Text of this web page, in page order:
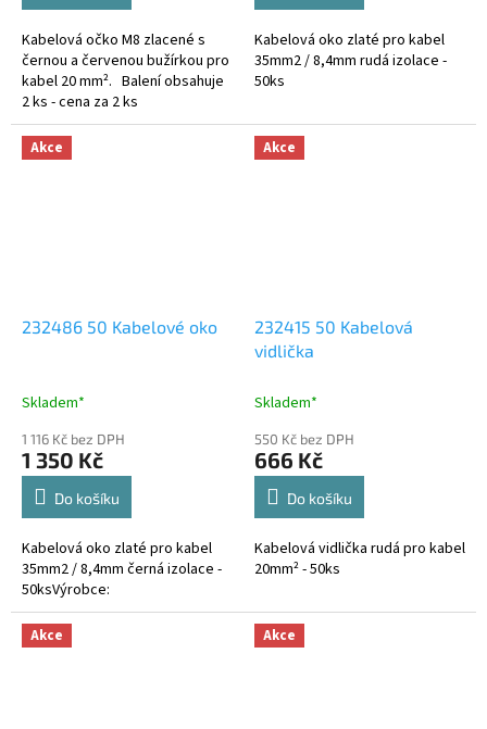
Kabelová očko M8 zlacené s
černou a červenou bužírkou pro
kabel 20 mm². Balení obsahuje
2 ks - cena za 2 ks
Kabelová oko zlaté pro kabel
35mm2 / 8,4mm rudá izolace -
50ks
Akce
232486 50 Kabelové oko
Skladem*
1 116 Kč bez DPH
1 350 Kč
Do košíku
Kabelová oko zlaté pro kabel
35mm2 / 8,4mm černá izolace -
50ksVýrobce:
Akce
232415 50 Kabelová
vidlička
Skladem*
550 Kč bez DPH
666 Kč
Do košíku
Kabelová vidlička rudá pro kabel
20mm² - 50ks
Akce Akce